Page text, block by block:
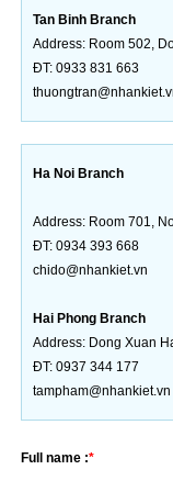
Tan Binh Branch
Address: Room 502,
ĐT: 0933 831 663
Ha Noi Branch
Address: Room 701,
ĐT: 0934 393 668
chido@nhankiet.vn
Hai Phong Branch
Address: Dong Xuan
ĐT: 0937 344 177
tampham@nhankiet.vn
Full name :*